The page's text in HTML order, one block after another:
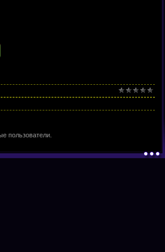
пользователи.